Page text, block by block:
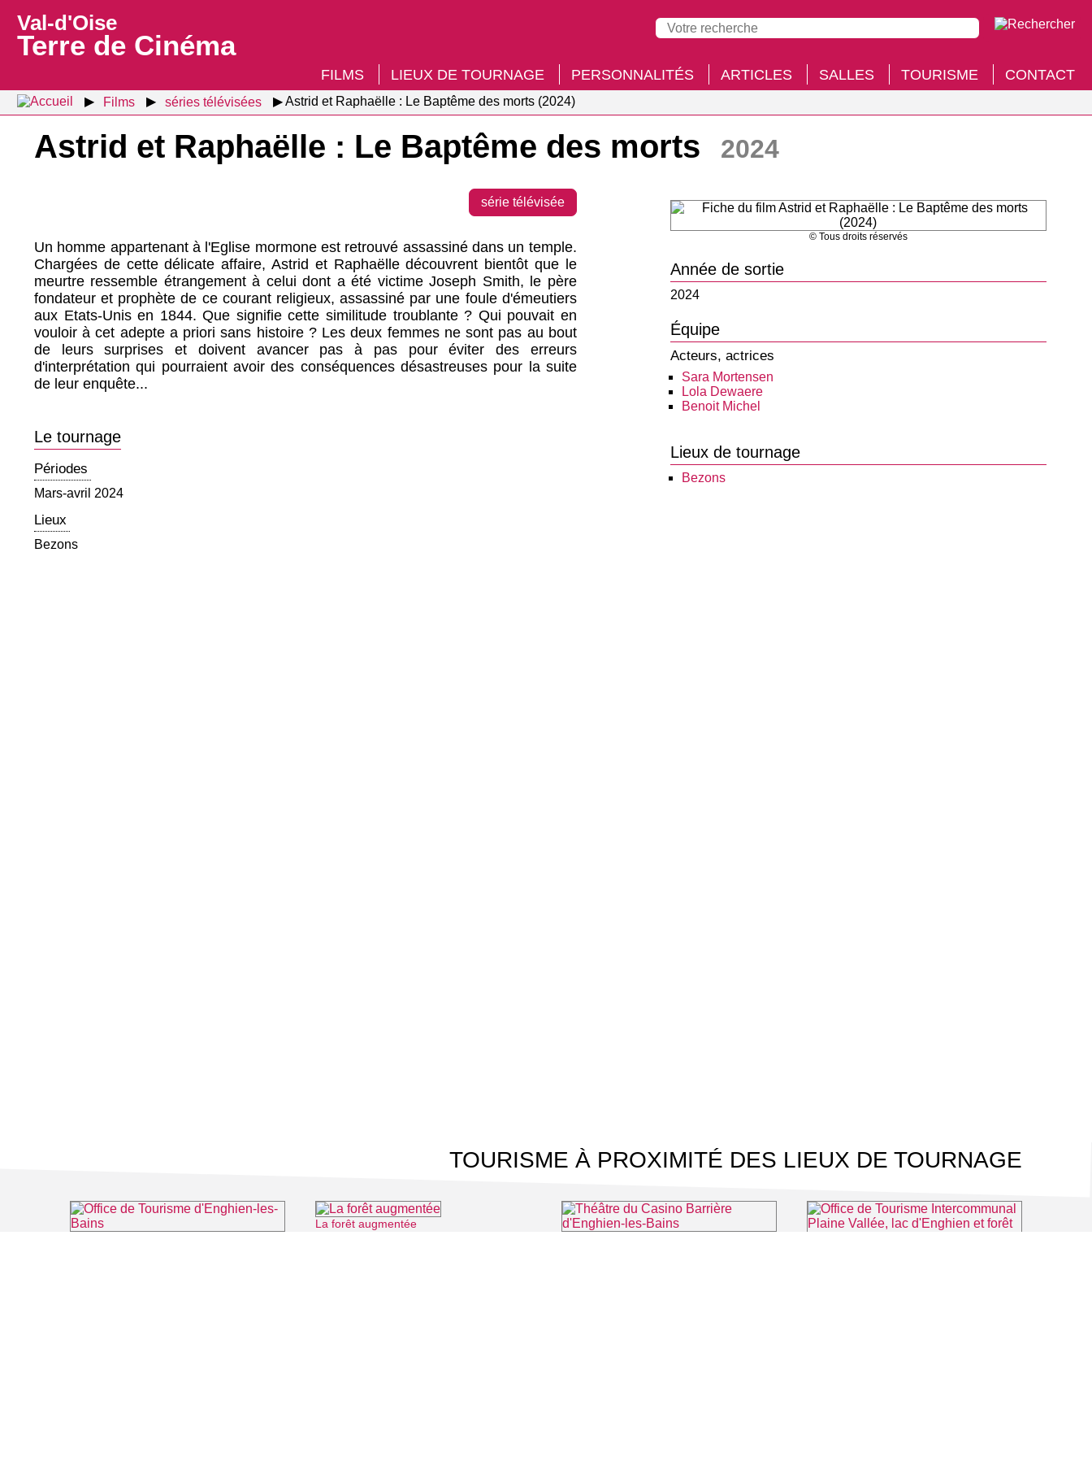
Val-d'Oise
Terre de Cinéma
FILMS LIEUX DE TOURNAGE PERSONNALITÉS ARTICLES SALLES TOURISME CONTACT
Films séries télévisées Astrid et Raphaëlle : Le Baptême des morts (2024)
Astrid et Raphaëlle : Le Baptême des morts 2024
série télévisée
Un homme appartenant à l'Eglise mormone est retrouvé assassiné dans un temple.
Chargées de cette délicate affaire, Astrid et Raphaëlle découvrent bientôt que le
meurtre ressemble étrangement à celui dont a été victime Joseph Smith, le père
fondateur et prophète de ce courant religieux, assassiné par une foule d'émeutiers
aux Etats-Unis en 1844. Que signifie cette similitude troublante ? Qui pouvait en
vouloir à cet adepte a priori sans histoire ? Les deux femmes ne sont pas au bout
de leurs surprises et doivent avancer pas à pas pour éviter des erreurs
d'interprétation qui pourraient avoir des conséquences désastreuses pour la suite
de leur enquête...
Le tournage
Périodes
Mars-avril 2024
Lieux
Bezons
© Tous droits réservés
Année de sortie
2024
Équipe
Acteurs, actrices
Sara Mortensen
Lola Dewaere
Benoit Michel
Lieux de tournage
Bezons
TOURISME À PROXIMITÉ DES LIEUX DE TOURNAGE
La forêt augmentée